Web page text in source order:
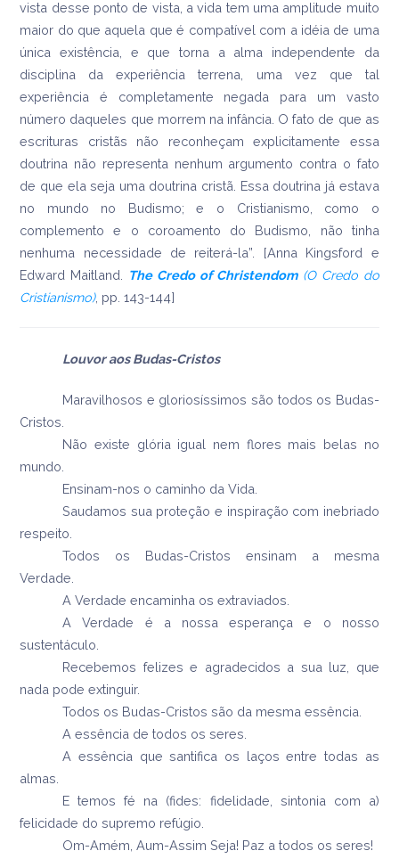
vista desse ponto de vista, a vida tem uma amplitude muito
maior do que aquela que é compatível com a idéia de uma
única existência, e que torna a alma independente da
disciplina da experiência terrena, uma vez que tal
experiência é completamente negada para um vasto
número daqueles que morrem na infância. O fato de que as
escrituras cristãs não reconheçam explicitamente essa
doutrina não representa nenhum argumento contra o fato
de que ela seja uma doutrina cristã. Essa doutrina já estava
no mundo no Budismo; e o Cristianismo, como o
complemento e o coroamento do Budismo, não tinha
nenhuma necessidade de reiterá-la”. [Anna Kingsford e
Edward Maitland.
The Credo of Christendom(O Credo do
Cristianismo), pp. 143-144]
Louvor aos Budas-Cristos
Maravilhosos e gloriosíssimos são todos os Budas-
Cristos.
Não existe glória igual nem flores mais belas no
mundo.
Ensinam-nos o caminho da Vida.
Saudamos sua proteção e inspiração com inebriado
respeito.
Todos os Budas-Cristos ensinam a mesma
Verdade.
A Verdade encaminha os extraviados.
A Verdade é a nossa esperança e o nosso
sustentáculo.
Recebemos felizes e agradecidos a sua luz, que
nada pode extinguir.
Todos os Budas-Cristos são da mesma essência.
A essência de todos os seres.
A essência que santifica os laços entre todas as
almas.
E temos fé na (fides: fidelidade, sintonia com a)
felicidade do supremo refúgio.
Om-Amém, Aum-Assim Seja! Paz a todos os seres!